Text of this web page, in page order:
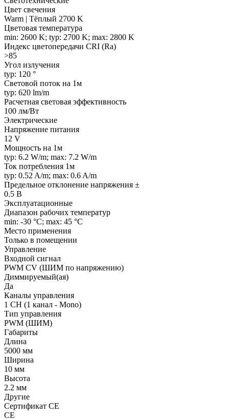
Цвет свечения
Warm | Тёплый 2700 K
Цветовая температура
min: 2600 K; typ: 2700 K; max: 2800 K
Индекс цветопередачи CRI (Ra)
>85
Угол излучения
typ: 120 °
Световой поток на 1м
typ: 620 lm/m
Расчетная световая эффективность
100 лм/Вт
Электрические
Напряжение питания
12 V
Мощность на 1м
typ: 6.2 W/m; max: 7.2 W/m
Ток потребления 1м
typ: 0.52 A/m; max: 0.6 A/m
Предельное отклонение напряжения ±
0.5 В
Эксплуатационные
Диапазон рабочих температур
min: -30 °C; max: 45 °C
Место применения
Только в помещении
Управление
Входной сигнал
PWM СV (ШИМ по напряжению)
Диммируемый(ая)
Да
Каналы управления
1 CH (1 канал - Mono)
Тип управления
PWM (ШИМ)
Габариты
Длина
5000 мм
Ширина
10 мм
Высота
2.2 мм
Другие
Сертификат CE
CE